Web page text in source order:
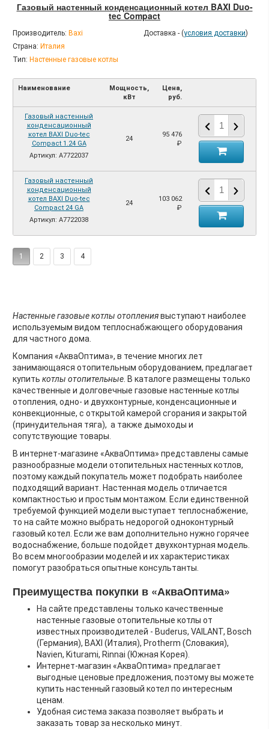
Газовый настенный конденсационный котел BAXI Duo-
tec Compact
Производитель: Baxi
Страна: Италия
Тип: Настенные газовые котлы
Доставка - (условия доставки)
Наименование
Мощность,
кВт
Цена,
руб.
Газовый настенный
конденсационный
котел BAXI Duo-tec
Compact 1.24 GA
Артикул: A7722037
24
95 476
₽
Газовый настенный
конденсационный
котел BAXI Duo-tec
Compact 24 GA
Артикул: A7722038
24
103 062
₽
1 2 3 4
Настенные газовые котлы отоплениявыступают наиболее
используемым видом теплоснабжающего оборудования
для частного дома.
Компания «АкваОптима», в течение многих лет
занимающаяся отопительным оборудованием, предлагает
купить котлы отопительные . В каталоге размещены только
качественные и долговечные газовые настенные котлы
отопления, одно- и двухконтурные, конденсационные и
конвекционные, с открытой камерой сгорания и закрытой
(принудительная тяга), а также дымоходы и
сопутствующие товары.
В интернет-магазине «АкваОптима» представлены самые
разнообразные модели отопительных настенных котлов,
поэтому каждый покупатель может подобрать наиболее
подходящий вариант. Настенная модель отличается
компактностью и простым монтажом. Если единственной
требуемой функцией модели выступает теплоснабжение,
то на сайте можно выбрать недорогой одноконтурный
газовый котел. Если же вам дополнительно нужно горячее
водоснабжение, больше подойдет двухконтурная модель.
Во всем многообразии моделей и их характеристиках
помогут разобраться опытные консультанты.
Преимущества покупки в «АкваОптима»
На сайте представлены только качественные
настенные газовые отопительные котлы от
известных производителей - Buderus, VAILANT, Bosch
(Германия), BAXI (Италия), Protherm (Словакия),
Navien, Kiturami, Rinnai (Южная Корея).
Интернет-магазин «АкваОптима» предлагает
выгодные ценовые предложения, поэтому вы можете
купить настенный газовый котел по интересным
ценам.
Удобная система заказа позволяет выбрать и
заказать товар за несколько минут.